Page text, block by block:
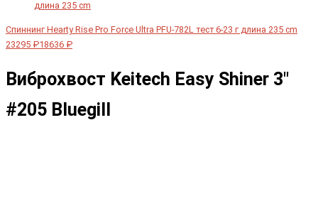
Спиннинг Hearty Rise Pro Force Ultra PFU-782L тест 6-23 г длина 235 cm
23295 ₽18636 ₽
Виброхвост Keitech Easy Shiner 3"
#205 Bluegill